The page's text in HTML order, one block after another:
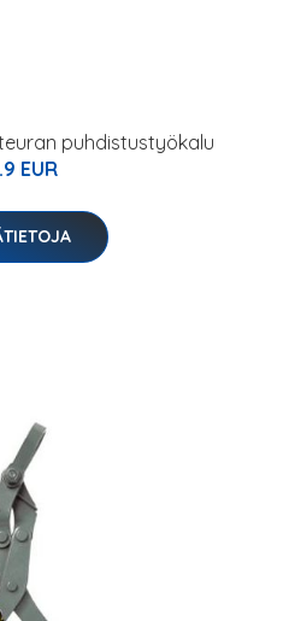
puhdistustyökalu
EUR